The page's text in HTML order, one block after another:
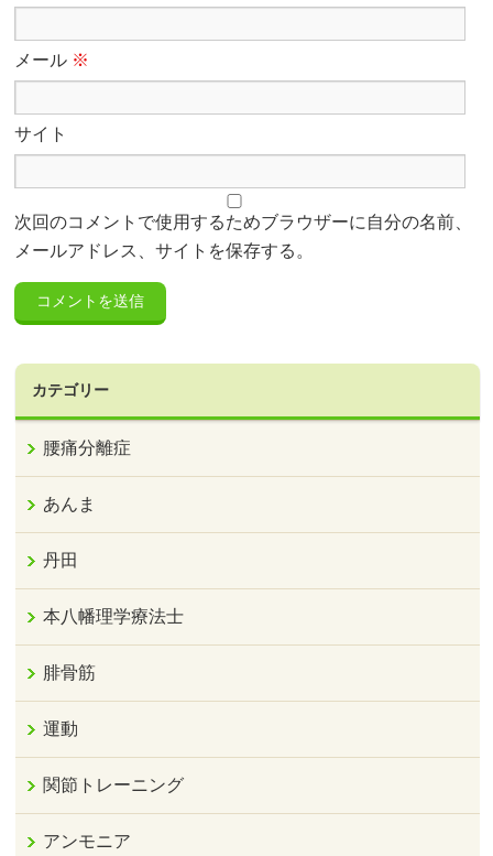
メール ※
サイト
次回のコメントで使用するためブラウザーに自分の名前、
メールアドレス、サイトを保存する。
カテゴリー
腰痛分離症
あんま
丹田
本八幡理学療法士
腓骨筋
運動
関節トレーニング
アンモニア